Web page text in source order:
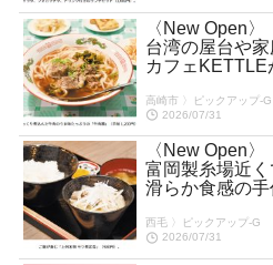
〈New Open〉
台湾の屋台や
カフェ
高崎市 〉ピックアップ-G
2026/07/31
〈New Open〉
富岡製糸場近
滑らか食感の
西毛 〉ピックアップ-G
2026/07/31